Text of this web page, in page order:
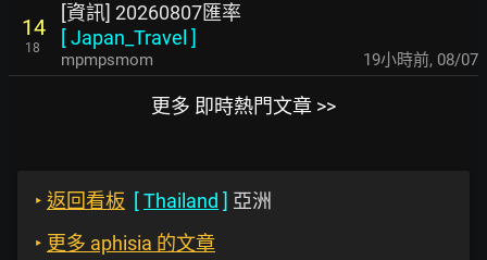
14
18
[資訊] 20260807匯率
[Japan_Travel ]
mpmpsmom 19小時前, 08/07
更多 即時熱門文章 >>
‣ 返回看板 [Thailand ] 亞洲
‣ 更多 aphisia 的文章